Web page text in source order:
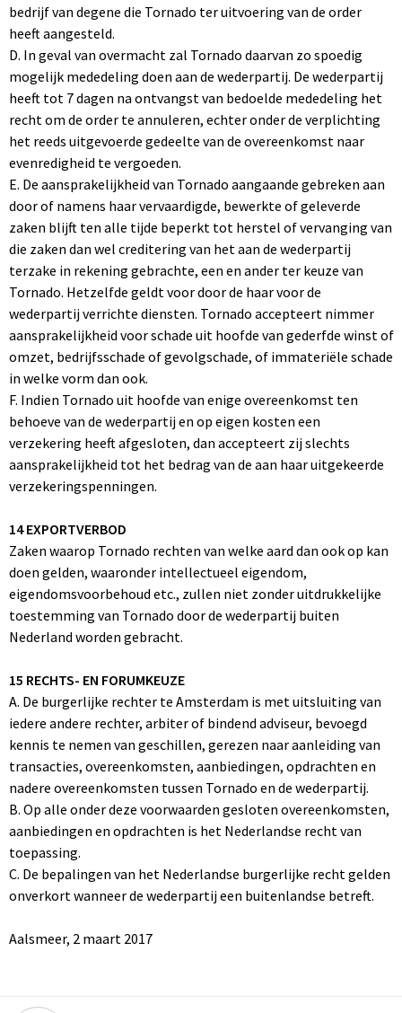
bedrijf van degene die Tornado ter uitvoering van de order
heeft aangesteld.
D. In geval van overmacht zal Tornado daarvan zo spoedig
mogelijk mededeling doen aan de wederpartij. De wederpartij
heeft tot 7 dagen na ontvangst van bedoelde mededeling het
recht om de order te annuleren, echter onder de verplichting
het reeds uitgevoerde gedeelte van de overeenkomst naar
evenredigheid te vergoeden.
E. De aansprakelijkheid van Tornado aangaande gebreken aan
door of namens haar vervaardigde, bewerkte of geleverde
zaken blijft ten alle tijde beperkt tot herstel of vervanging van
die zaken dan wel creditering van het aan de wederpartij
terzake in rekening gebrachte, een en ander ter keuze van
Tornado. Hetzelfde geldt voor door de haar voor de
wederpartij verrichte diensten. Tornado accepteert nimmer
aansprakelijkheid voor schade uit hoofde van gederfde winst of
omzet, bedrijfsschade of gevolgschade, of immateriële schade
in welke vorm dan ook.
F. Indien Tornado uit hoofde van enige overeenkomst ten
behoeve van de wederpartij en op eigen kosten een
verzekering heeft afgesloten, dan accepteert zij slechts
aansprakelijkheid tot het bedrag van de aan haar uitgekeerde
verzekeringspenningen.
14 EXPORTVERBOD
Zaken waarop Tornado rechten van welke aard dan ook op kan
doen gelden, waaronder intellectueel eigendom,
eigendomsvoorbehoud etc., zullen niet zonder uitdrukkelijke
toestemming van Tornado door de wederpartij buiten
Nederland worden gebracht.
15 RECHTS- EN FORUMKEUZE
A. De burgerlijke rechter te Amsterdam is met uitsluiting van
iedere andere rechter, arbiter of bindend adviseur, bevoegd
kennis te nemen van geschillen, gerezen naar aanleiding van
transacties, overeenkomsten, aanbiedingen, opdrachten en
nadere overeenkomsten tussen Tornado en de wederpartij.
B. Op alle onder deze voorwaarden gesloten overeenkomsten,
aanbiedingen en opdrachten is het Nederlandse recht van
toepassing.
C. De bepalingen van het Nederlandse burgerlijke recht gelden
onverkort wanneer de wederpartij een buitenlandse betreft.
Aalsmeer, 2 maart 2017